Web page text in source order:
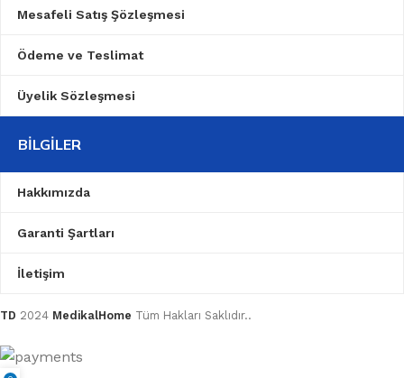
Mesafeli Satış Şözleşmesi
Ödeme ve Teslimat
Üyelik Sözleşmesi
BILGILER
Hakkımızda
Garanti Şartları
İletişim
TD 2024 MedikalHome Tüm Hakları Saklıdır..